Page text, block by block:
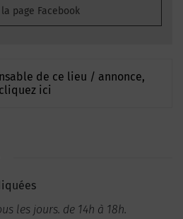
page Facebook
de ce lieu / annonce,
cliquez ici
les jours. de 14h à 18h.